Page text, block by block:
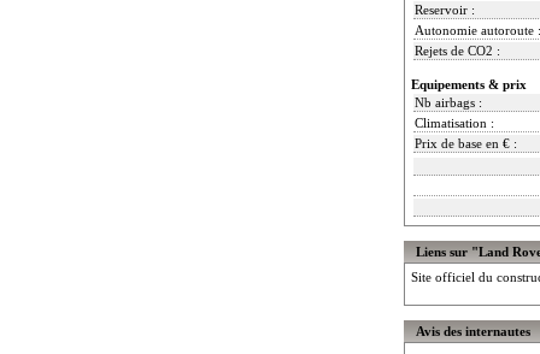
Reservoir :
Autonomie autoroute :
Rejets de CO2 :
Equipements & prix
Nb airbags :
Climatisation :
Prix de base en € :
Liens sur "Land
Site officiel du
Avis des internautes